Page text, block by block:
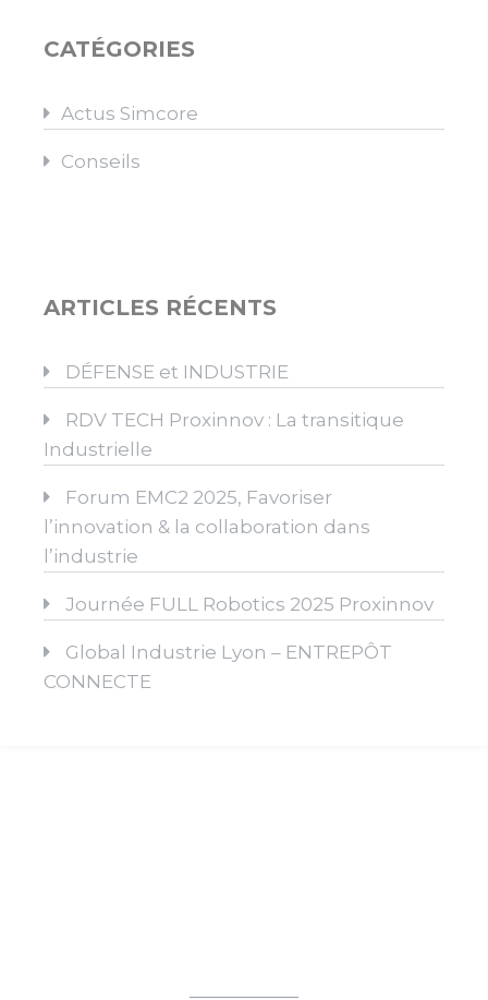
CATÉGORIES
Actus Simcore
Conseils
ARTICLES RÉCENTS
DÉFENSE et INDUSTRIE
RDV TECH Proxinnov : La transitique
Industrielle
Forum EMC2 2025, Favoriser
l’innovation & la collaboration dans
l’industrie
Journée FULL Robotics 2025 Proxinnov
Global Industrie Lyon – ENTREPÔT
CONNECTE